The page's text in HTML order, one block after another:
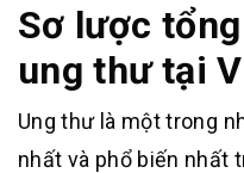
Sơ lược
ung thư tại
Ung thư là một trong
nhất và phổ biến nhất